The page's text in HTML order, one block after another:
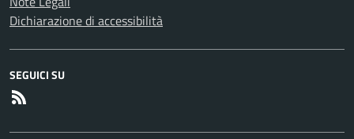
Dichiarazione di accessibilità
SEGUICI SU